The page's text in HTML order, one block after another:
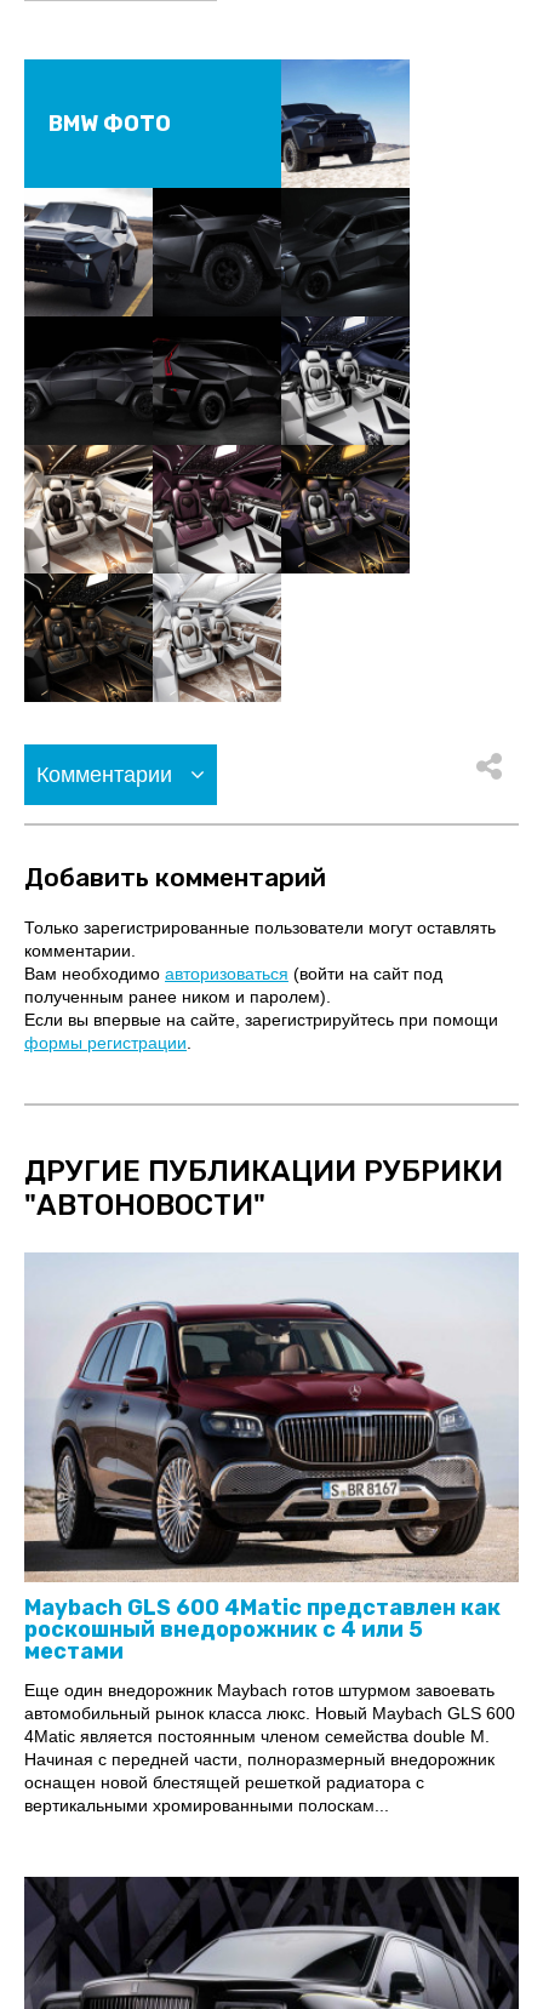
BMW ФОТО
Комментарии
Добавить комментарий
Только зарегистрированные пользователи могут оставлять
комментарии.
Вам необходимо авторизоваться (войти на сайт под
полученным ранее ником и паролем).
Если вы впервые на сайте, зарегистрируйтесь при помощи
формы регистрации
ДРУГИЕ ПУБЛИКАЦИИ РУБРИКИ
"АВТОНОВОСТИ"
Maybach GLS 600 4Matic представлен как
роскошный внедорожник с 4 или 5
местами
Еще один внедорожник Maybach готов штурмом завоевать
автомобильный рынок класса люкс. Новый Maybach GLS 600
4Matic является постоянным членом семейства double M.
Начиная с передней части, полноразмерный внедорожник
оснащен новой блестящей решеткой радиатора с
вертикальными хромированными полоскам...